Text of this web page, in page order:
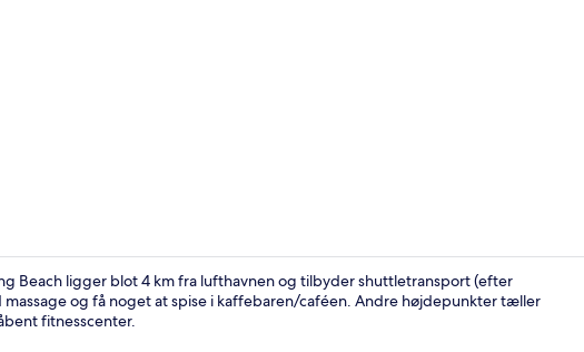
Two-
Beach ligger blot 4 km fra lufthavnen og tilbyder shuttletransport (efter
og få noget at spise i kaffebaren/caféen. Andre højdepunkter tæller
fitnesscenter.